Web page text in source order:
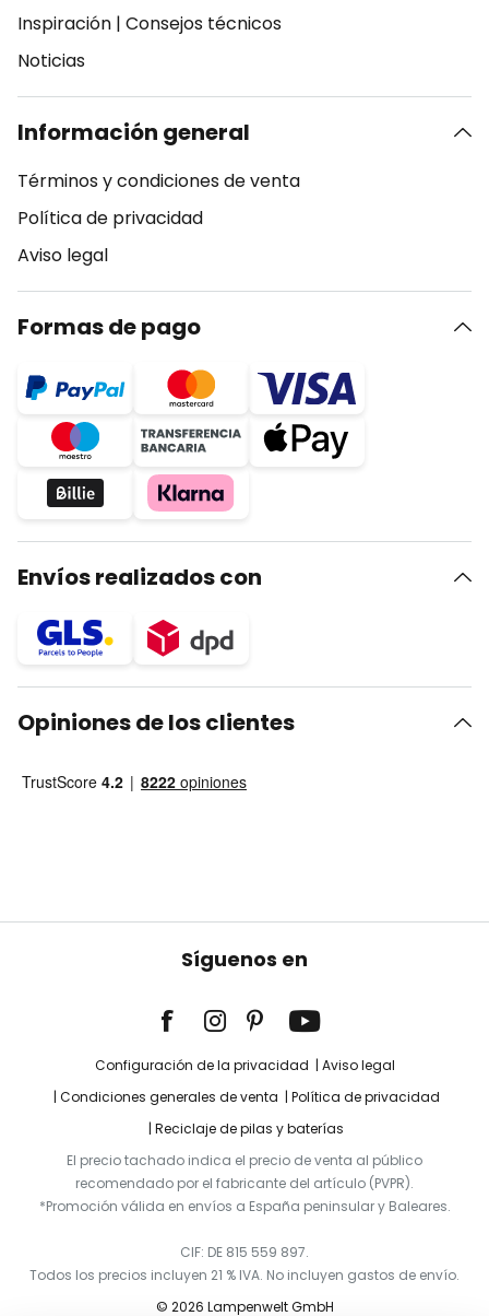
Inspiración | Consejos técnicos
Noticias
Información general
Términos y condiciones de venta
Política de privacidad
Aviso legal
Formas de pago
Envíos realizados con
Opiniones de los clientes
Síguenos en
Configuración de la privacidad
Aviso legal
Condiciones generales de venta
Política de privacidad
Reciclaje de pilas y baterías
El precio tachado indica el precio de venta al público
recomendado por el fabricante del artículo (PVPR).
*Promoción válida en envíos a España peninsular y Baleares.
CIF: DE 815 559 897.
Todos los precios incluyen 21 % IVA. No incluyen gastos de envío.
© 2026 Lampenwelt GmbH